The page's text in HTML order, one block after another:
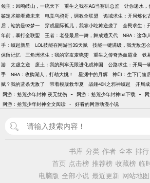
领主：凤鸣岐山，一统天下
重生之我在AG当赛训总监 让你递水
鉴定术能看透未来
电竞乌鸦哥，调教全联盟 诡域求生：开局炼化
后，站的是92梦一
穿成星际孤儿，我靠小吃摊逆袭了 全民求生：
年前，暴打全联盟
王者：老登最后一舞，舞成通天代 NBA：这华
手：崛起新星
LOL技能在网游当3S天赋 技能一键满级，我无敌怎
保留记忆
三角洲求生：我的室友麦晓雯 重生之传奇热血霸业 铁
游
太虚之逆 废土：我的列车无限进化成神国 公路求生：开局一
手
NBA：收购湖人，打劫大姚！ 星渊中的月辉 神印：生下门笛
赋？我的蓝条无敌了
带着模版救华夏 战锤40K之邪神崛起
开局
网游：拾荒少年封神 夜无忧伤 - 网游：拾荒少年封神txt下载 -
网游：拾荒少年封神全文阅读 - 好看的网游动漫小说
书库 分类 作者 全本 排行
首页 点击榜 推荐榜 收藏榜 临
电脑版 全部小说 最近更新 网站地图